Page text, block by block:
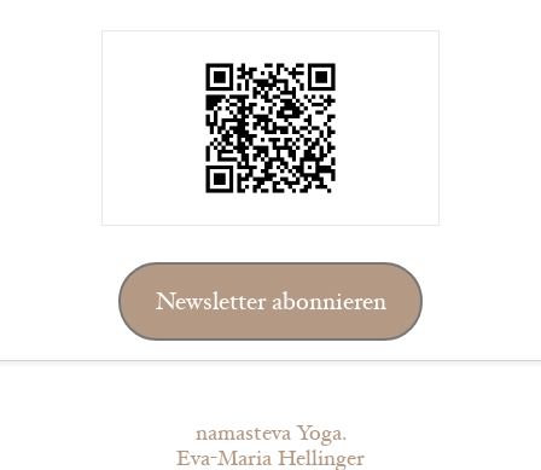
Newsletter abonnieren
namasteva Yoga.
Eva-Maria Hellinger